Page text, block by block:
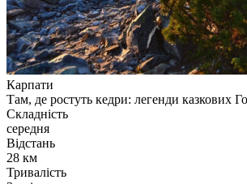
Карпати
Там, де ростуть кедри: легенди казкових
Складність
середня
Відстань
28 км
Тривалість